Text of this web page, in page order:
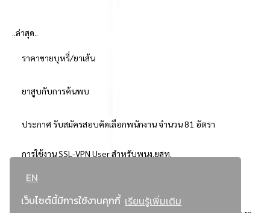
EN
เว็บไซต์นี้มีการใช้งานคุกกี้ เรียนรู้เพิ่มเติม
..ล่าสุด..
ราคาขายบุหรี่/ยาเส้น
ยาสูบกับการค้นพบ
ประกาศ รับสมัครสอบคัดเลือกพนักงาน จำนวน 81 อัตรา
การใช้งาน SSL-VPN User สำหรับพนง.ยสท.
..ยอดนิยม..